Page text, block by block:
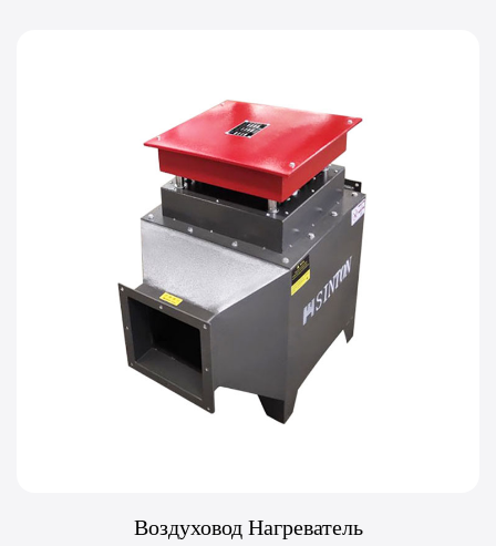
значительной экономии энергии и снижению
эксплуатационных расходов.
: Гарантия надежности и долговечности
систем отопления имеет решающее значение для
поддержания бесперебойности промышленных процессов.
Техническая поддержка: Предоставление
исчерпывающей поддержки и ресурсов, таких как
технические библиотеки, чертежи САПР и инженерные
инструменты, для помощи в разработке и реализации
эффективных решений по отоплению.
Воздуховод Нагреватель